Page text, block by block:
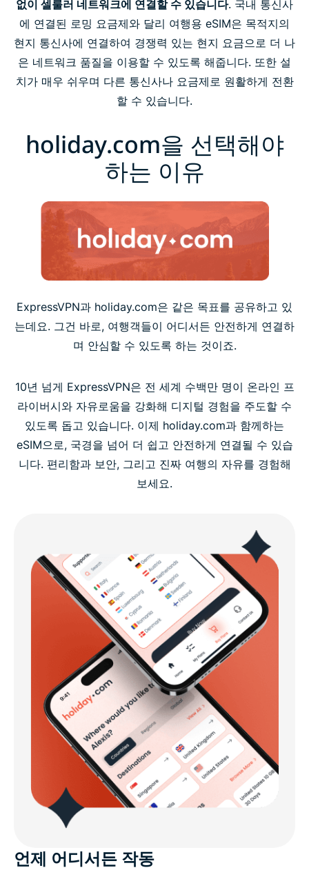
자주 묻는 질문
지금 holiday.com eSIM 사용하기
없이 셀룰러 네트워크에 연결할 수 있습니다. 국내 통신사
에 연결된 로밍 요금제와 달리 여행용 eSIM은 목적지의
현지 통신사에 연결하여 경쟁력 있는 현지 요금으로 더 나
은 네트워크 품질을 이용할 수 있도록 해줍니다. 또한 설
치가 매우 쉬우며 다른 통신사나 요금제로 원활하게 전환
할 수 있습니다.
holiday.com을 선택해야
하는 이유
ExpressVPN과 holiday.com은 같은 목표를 공유하고 있
는데요. 그건 바로, 여행객들이 어디서든 안전하게 연결하
며 안심할 수 있도록 하는 것이죠.
10년 넘게 ExpressVPN은 전 세계 수백만 명이 온라인 프
라이버시와 자유로움을 강화해 디지털 경험을 주도할 수
있도록 돕고 있습니다. 이제 holiday.com과 함께하는
eSIM으로, 국경을 넘어 더 쉽고 안전하게 연결될 수 있습
니다. 편리함과 보안, 그리고 진짜 여행의 자유를 경험해
보세요.
언제 어디서든 작동